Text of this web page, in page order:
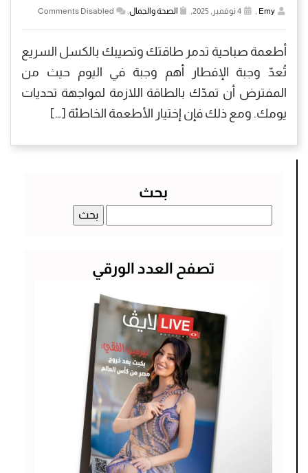
Emy الصحة والجمال Comments Disabled
أطعمة صباحية تدمر طاقتك وتصيبك بالكسل السريع
تُعدّ وجبة الإفطار أهم وجبة في اليوم حيث من
المفترض أن تمدّك بالطاقة اللازمة لمواجهة تحديات
يومك. ومع ذلك فإن إختيار الأطعمة الخاطئة […]
بحث
عن:
تصفح العدد الورقي